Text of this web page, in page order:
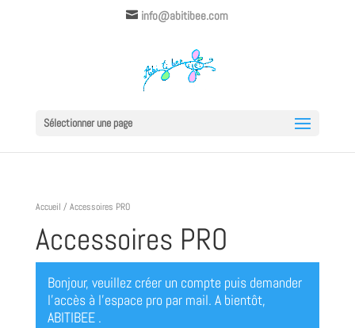
info@abitibee.com
Sélectionner une page
Accueil / Accessoires PRO
Accessoires PRO
Bonjour, veuillez créer un compte puis demander
l’accès à l’espace pro par mail. A bientôt,
ABITIBEE .